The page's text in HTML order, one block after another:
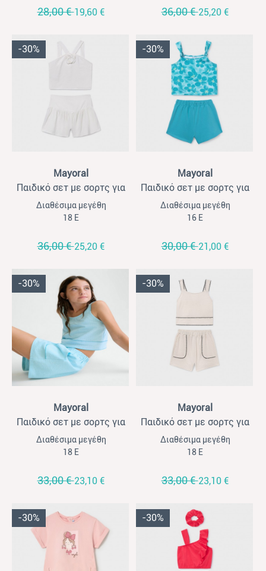
28,00 €19,60 € 36,00 €25,20 €
-30%
Mayoral
Παιδικό σετ με σορτς για
κορίτσια Mayoral εκρού
Διαθέσιμα μεγέθη
18 Ε
36,00 €25,20 €
-30%
Mayoral
Παιδικό σετ με σορτς για
κορίτσια Mayoral γαλάζιο-
φλοράλ
Διαθέσιμα μεγέθη
16 Ε
30,00 €21,00 €
-30%
Mayoral
Παιδικό σετ με σορτς για
κορίτσια Mayoral σιέλ
Διαθέσιμα μεγέθη
18 Ε
33,00 €23,10 €
-30%
Mayoral
Παιδικό σετ με σορτς για
κορίτσια Mayoral μπεζ
Διαθέσιμα μεγέθη
18 Ε
33,00 €23,10 €
-30% -30%